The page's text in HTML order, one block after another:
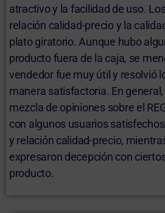
atractivo y la facilidad de uso.
relación calidad-precio y la
plato giratorio. Aunque hubo
producto fuera de la caja, se
vendedor fue muy útil y resolvió
manera satisfactoria. En
mezcla de opiniones sobre el
con algunos usuarios
y relación calidad-precio,
expresaron decepción con
producto.